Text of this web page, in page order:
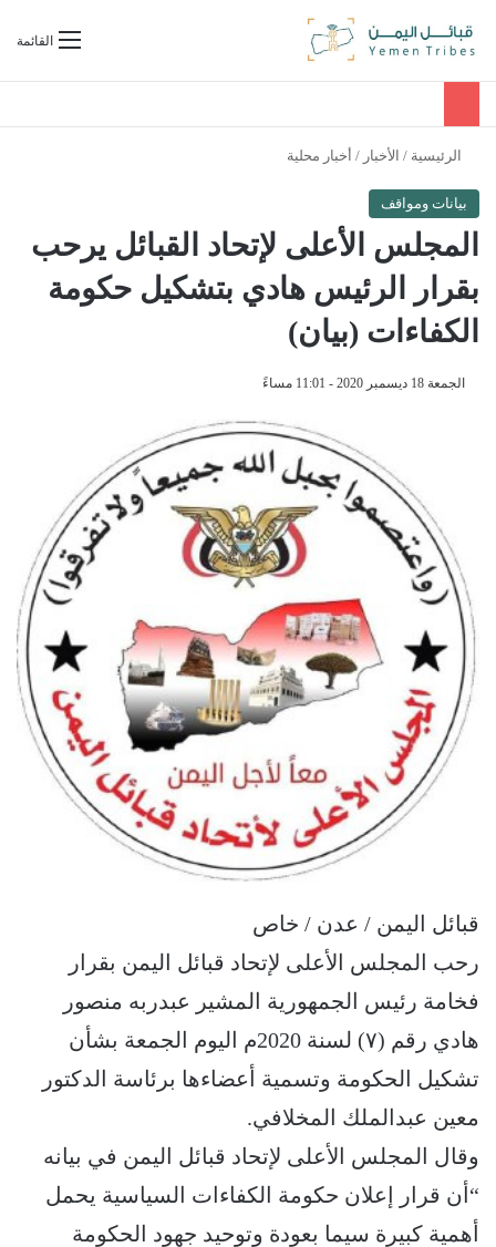
القائمةبحث عن
الرئيسية / الأخبار / أخبار محلية
بيانات ومواقف
المجلس الأعلى لإتحاد القبائل يرحب
بقرار الرئيس هادي بتشكيل حكومة
الكفاءات (بيان)
الجمعة 18 ديسمبر 2020 - 11:01 مساءً
قبائل اليمن / عدن / خاص
رحب المجلس الأعلى لإتحاد قبائل اليمن بقرار
فخامة رئيس الجمهورية المشير عبدربه منصور
هادي رقم (٧) لسنة 2020م اليوم الجمعة بشأن
تشكيل الحكومة وتسمية أعضاءها برئاسة الدكتور
معين عبدالملك المخلافي.
وقال المجلس الأعلى لإتحاد قبائل اليمن في بيانه
“أن قرار إعلان حكومة الكفاءات السياسية يحمل
أهمية كبيرة سيما بعودة وتوحيد جهود الحكومة